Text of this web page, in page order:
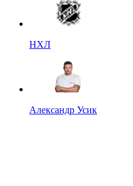
НХЛ
Александр Усик